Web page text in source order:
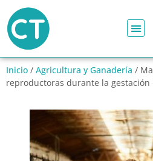
Inicio / Agricultura y Ganadería /
reproductoras durante la gestación